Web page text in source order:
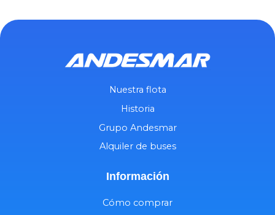
Nuestra flota
Historia
Grupo Andesmar
Alquiler de buses
Información
Cómo comprar